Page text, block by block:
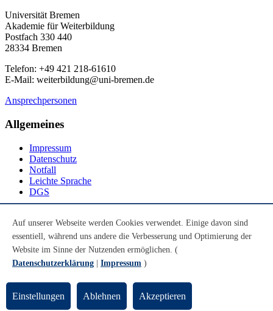
Universität Bremen
Akademie für Weiterbildung
Postfach 330 440
28334 Bremen
Telefon: +49 421 218-61610
E-Mail: weiterbildung@uni-bremen.de
Ansprechpersonen
Allgemeines
Impressum
Datenschutz
Notfall
Leichte Sprache
DGS
Youtube
Instagram
LinkedIn
© Universität Bremen 2026
Auf unserer Webseite werden Cookies verwendet. Einige davon sind
essentiell, während uns andere die Verbesserung und Optimierung der
Website im Sinne der Nutzenden ermöglichen. (
Datenschutzerklärung
Impressum )
Einstellungen Ablehnen Akzeptieren